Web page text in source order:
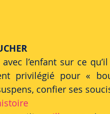
avec l’enfant sur ce
privilégié pour «
confier ses